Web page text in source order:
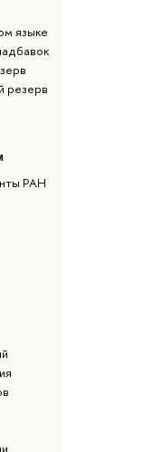
языке
резерв
РАН